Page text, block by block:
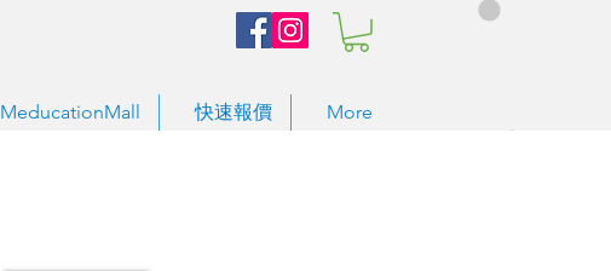
MeducationMall 快速報價 More